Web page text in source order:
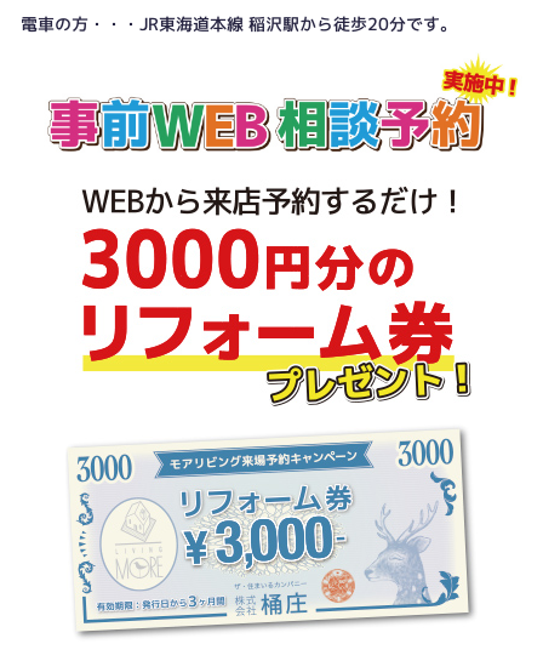
電車の方・・・JR東海道本線 稲沢駅から徒歩20分です。